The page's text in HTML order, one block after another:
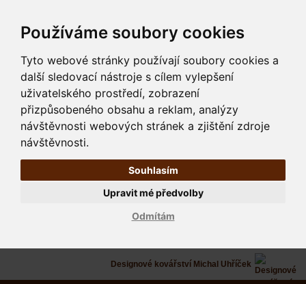
Používáme soubory cookies
Tyto webové stránky používají soubory cookies a
další sledovací nástroje s cílem vylepšení
uživatelského prostředí, zobrazení
přizpůsobeného obsahu a reklam, analýzy
návštěvnosti webových stránek a zjištění zdroje
návštěvnosti.
Souhlasím
Odmítám
Upravit mé předvolby
Designové kovářství Michal Uhříček